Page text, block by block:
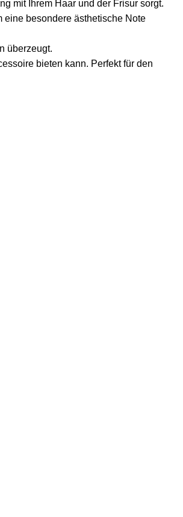
mit Ihrem Haar und der Frisur sorgt.
eine besondere ästhetische Note
überzeugt.
bieten kann. Perfekt für den